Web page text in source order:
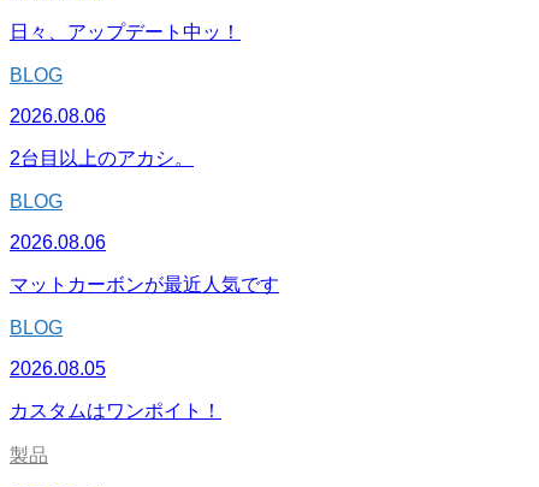
日々、アップデート中ッ！
BLOG
2026.08.06
2台目以上のアカシ。
BLOG
2026.08.06
マットカーボンが最近人気です
BLOG
2026.08.05
カスタムはワンポイト！
製品